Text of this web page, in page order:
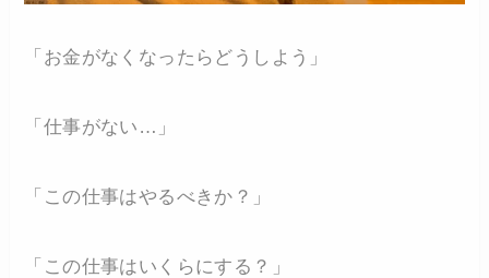
「お金がなくなったらどうしよう」
「仕事がない…」
「この仕事はやるべきか？」
「この仕事はいくらにする？」